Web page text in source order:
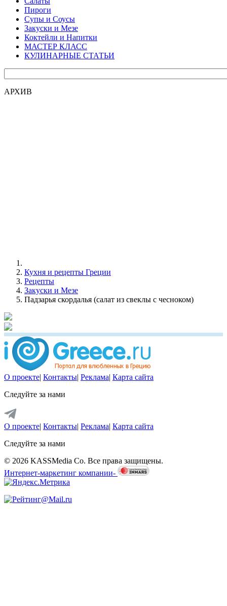
Пироги
Супы и Соусы
Закуски и Мезе
Коктейли и Напитки
МАСТЕР КЛАСС
КУЛИНАРНЫЕ СТАТЬИ
АРХИВ
Кухня и рецепты Греции
Рецепты
Закуски и Мезе
Падзарья скордалья (салат из свеклы с чесноком)
О проекте| Контакты| Реклама| Карта сайта
Следуйте за нами
О проекте| Контакты| Реклама| Карта сайта
Следуйте за нами
© 2026 KASSMedia Co. Все права защищены.
Интернет-маркетинг компании-